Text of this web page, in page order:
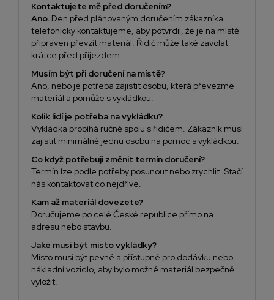
Kontaktujete mě před doručením?
Ano. Den před plánovaným doručením zákazníka
telefonicky kontaktujeme, aby potvrdil, že je na místě
připraven převzít materiál. Řidič může také zavolat
krátce před příjezdem.
Musím být při doručení na místě?
Ano, nebo je potřeba zajistit osobu, která převezme
materiál a pomůže s vykládkou.
Kolik lidí je potřeba na vykládku?
Vykládka probíhá ručně spolu s řidičem. Zákazník musí
zajistit minimálně jednu osobu na pomoc s vykládkou.
Co když potřebuji změnit termín doručení?
Termín lze podle potřeby posunout nebo zrychlit. Stačí
nás kontaktovat co nejdříve.
Kam až materiál dovezete?
Doručujeme po celé České republice přímo na
adresu nebo stavbu.
Jaké musí být místo vykládky?
Místo musí být pevné a přístupné pro dodávku nebo
nákladní vozidlo, aby bylo možné materiál bezpečně
vyložit.